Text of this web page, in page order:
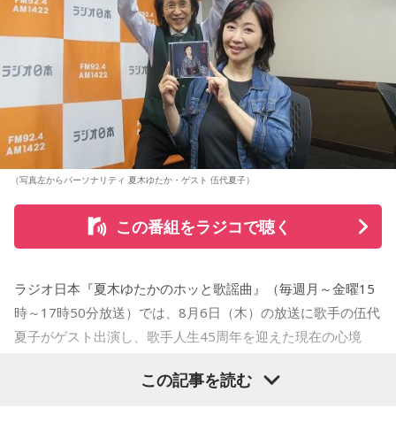
（写真左からパーソナリティ 夏木ゆたか・ゲスト 伍代夏子）
この番組をラジコで聴く
ラジオ日本『夏木ゆたかのホッと歌謡曲』（毎週月～金曜15
時～17時50分放送）では、8月6日（木）の放送に歌手の伍代
夏子がゲスト出演し、歌手人生45周年を迎えた現在の心境
この記事を読む